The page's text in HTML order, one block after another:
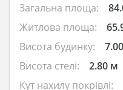
Загальна площа:
Житлова площа:
Висота будинку:
Висота стелі:
2.80 м
Кут нахилу покрівлі: